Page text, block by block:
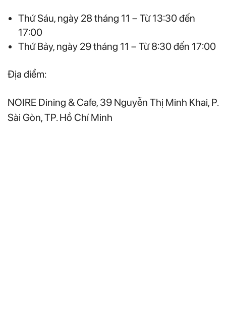
Thứ Sáu, ngày 28 tháng 11 – Từ 13:30 đến
17:00
Thứ Bảy, ngày 29 tháng 11 – Từ 8:30 đến 17:00
Địa điểm:
NOIRE Dining & Cafe, 39 Nguyễn Thị Minh Khai, P.
Sài Gòn, TP. Hồ Chí Minh